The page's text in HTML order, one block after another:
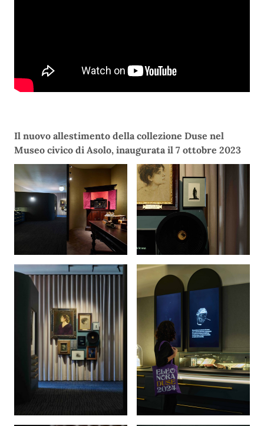
Il nuovo allestimento della collezione Duse nel
Museo civico di Asolo, inaugurata il 7 ottobre 2023